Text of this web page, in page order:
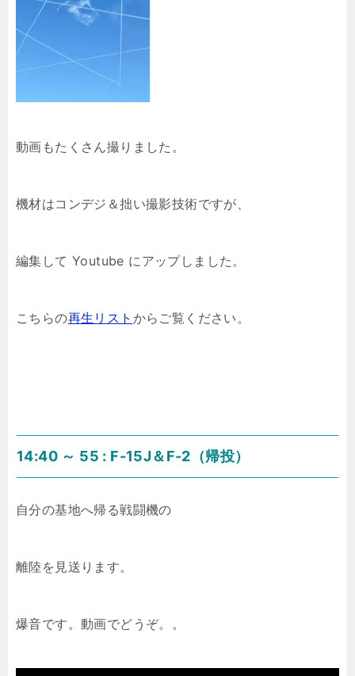
動画もたくさん撮りました。
機材はコンデジ＆拙い撮影技術ですが、
編集して Youtube にアップしました。
こちらの再生リスト からご覧ください。
14:40 ～ 55 : F-15J＆F-2（帰投）
自分の基地へ帰る戦闘機の
離陸を見送ります。
爆音です。動画でどうぞ。。